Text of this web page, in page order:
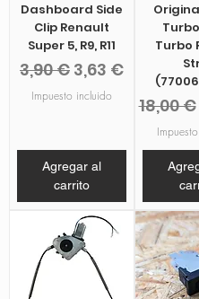
Dashboard Side
Clip Renault
Super 5, R9, R11
Precio
3,90 € Precio de
3,63 €
Impuesto incluido
Agregar al
carrito
Turbo
Precio
18,00 €